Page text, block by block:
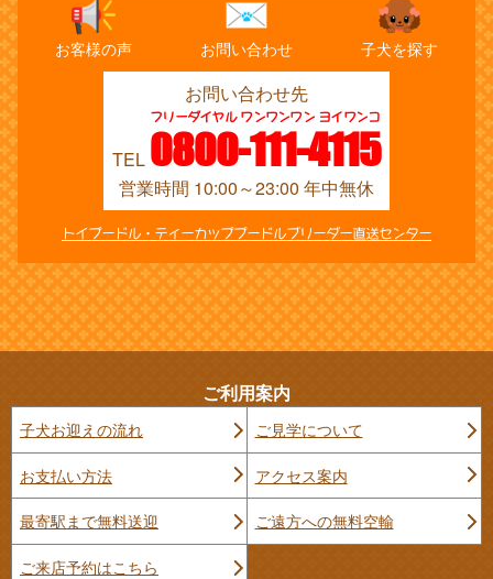
お客様の声 お問い合わせ 子犬を探す
お問い合わせ先
TEL 0800-111-4115
フリーダイヤル ワンワンワン ヨイワンコ
営業時間 10:00～23:00 年中無休
トイプードル・ティーカッププードルブリーダー直送センター
ご利用案内
子犬お迎えの流れ ご見学について
お支払い方法 アクセス案内
最寄駅まで無料送迎 ご遠方への無料空輸
ご来店予約はこちら